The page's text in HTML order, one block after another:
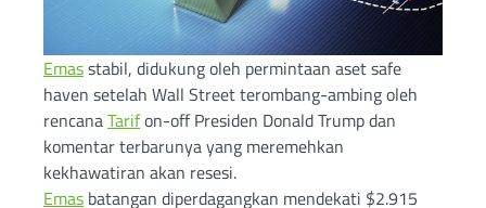
Emasstabil, didukung oleh permintaan aset safe
haven setelah Wall Street terombang-ambing oleh
rencanaTarifon-off Presiden Donald Trump dan
komentar terbarunya yang meremehkan
kekhawatiran akan resesi.
Emas batangan diperdagangkan mendekati $2.915